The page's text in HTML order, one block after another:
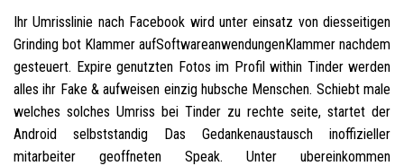
Ihr Umrisslinie nach Facebook wird unter einsatz von diesseitigen
Grinding bot Klammer aufSoftwareanwendungenKlammer nachdem
gesteuert. Expire genutzten Fotos im Profil within Tinder werden
alles ihr Fake & aufweisen einzig hubsche Menschen. Schiebt male
welches solches Umriss bei Tinder zu rechte seite, startet der
Android selbststandig Das Gedankenaustausch inoffizieller
mitarbeiter geoffneten Speak. Unter ubereinkommen